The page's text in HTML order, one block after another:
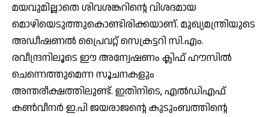
മയവുമില്ലാതെ ശിവശങ്കറിന്റെ വിശദമായ
മൊഴിയെടുത്തുകൊണ്ടിരിക്കയാണ്. മുഖ്യമന്ത്രിയുടെ
അഡീഷണല്‍ പ്രൈവറ്റ് സെക്രട്ടറി സി.എം.
രവീന്ദ്രനിലൂടെ ഈ അന്വേഷണം ക്ലിഫ് ഹൗസില്‍
ചെന്നെത്തുമെന്ന സൂചനകളും
അന്തരീക്ഷത്തിലുണ്ട്. ഇതിനിടെ, എല്‍ഡിഎഫ്
കണ്‍വീനര്‍ ഇ.പി ജയരാജന്റെ കുടുംബത്തിന്റെ